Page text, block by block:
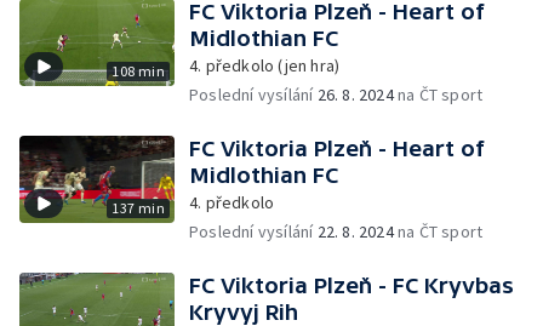
108 min
FC Viktoria Plzeň - Heart of
Midlothian FC
4. předkolo (jen hra)
Poslední vysílání 26. 8. 2024na ČT sport
137 min
FC Viktoria Plzeň - Heart of
Midlothian FC
4. předkolo
Poslední vysílání 22. 8. 2024na ČT sport
FC Viktoria Plzeň - FC Kryvbas
Kryvyj Rih